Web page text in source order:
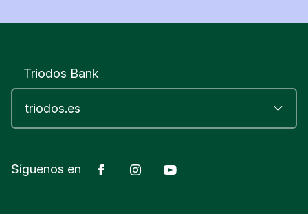
Triodos Bank
Síguenos en FacebookInstagram